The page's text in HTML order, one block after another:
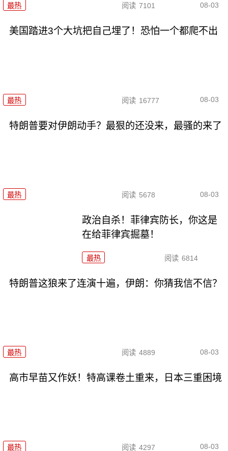
最热 阅读 7101 08-03
美国踏进3个大坑把自己埋了！恐怕一个都爬不出
最热 阅读 16777 08-03
特朗普要对伊朗动手？最狠的还没来，最骚的来了
最热 阅读 5678 08-03
政治自杀！菲律宾防长，你这是
在给菲律宾掘墓！
最热 阅读 6814
特朗普这狼来了连演十遍，伊朗：你猜我信不信？
最热 阅读 4889 08-03
高市早苗又作妖！特高课卷土重来，日本三重困境
最热 阅读 4297 08-03